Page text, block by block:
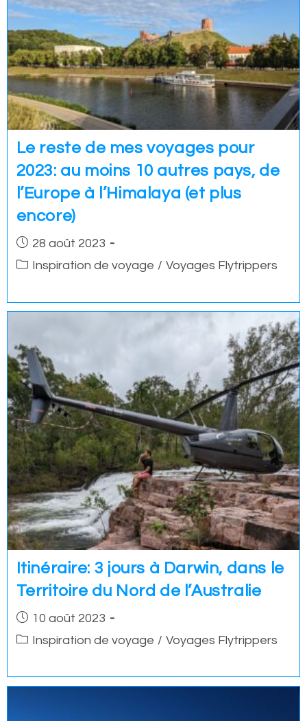
Le reste de mes voyages pour
2023: au moins 10 autres pays, de
l’Europe à l’Himalaya (et plus
encore)
Post28 août 2023
PostInspiration de voyage / Voyages Flytrippers
Itinéraire: 3 jours à Darwin, dans le
Territoire du Nord de l’Australie
Post10 août 2023
PostInspiration de voyage / Voyages Flytrippers